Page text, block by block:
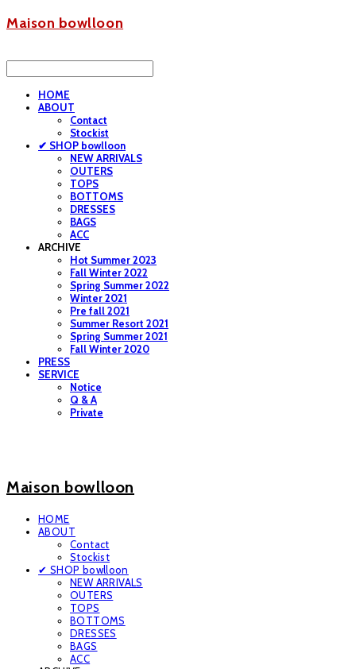
Maison bowlloon
HOME
ABOUT
Contact
Stockist
✔ SHOP bowlloon
NEW ARRIVALS
OUTERS
TOPS
BOTTOMS
DRESSES
BAGS
ACC
ARCHIVE
Hot Summer 2023
Fall Winter 2022
Spring Summer 2022
Winter 2021
Pre fall 2021
Summer Resort 2021
Spring Summer 2021
Fall Winter 2020
PRESS
SERVICE
Notice
Q & A
Private
Maison bowlloon
HOME
ABOUT
Contact
Stockist
✔ SHOP bowlloon
NEW ARRIVALS
OUTERS
TOPS
BOTTOMS
DRESSES
BAGS
ACC